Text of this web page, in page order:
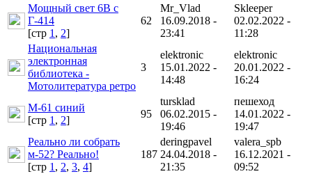
Мощный свет 6В с
Г-414
[cтр 1, 2]
62
Mr_Vlad
16.09.2018 -
23:41
Skleeper
02.02.2022 -
11:28
Национальная
электронная
библиотека -
Мотолитература ретро
3
elektronic
15.01.2022 -
14:48
elektronic
20.01.2022 -
16:24
М-61 синий
[cтр 1, 2]
95
tursklad
06.02.2015 -
19:46
пешеход
14.01.2022 -
19:47
Реально ли собрать
м-52? Реально!
[cтр 1, 2, 3, 4]
187
deringpavel
24.04.2018 -
21:35
valera_spb
16.12.2021 -
09:52